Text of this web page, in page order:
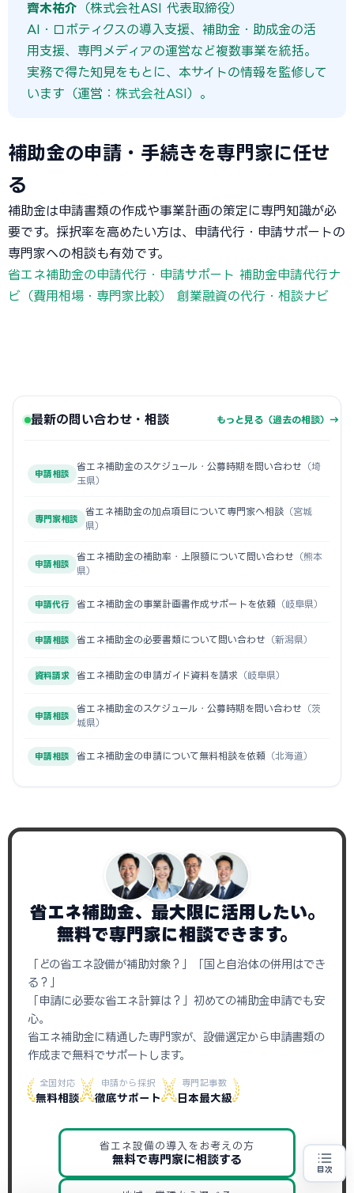
齊木祐介 （株式会社ASI 代表取締役）
AI・ロボティクスの導入支援、補助金・助成金の活
用支援、専門メディアの運営など複数事業を統括。
実務で得た知見をもとに、本サイトの情報を監修して
います（運営： 株式会社ASI）。
補助金の申請・手続きを専門家に任せ
る
補助金は申請書類の作成や事業計画の策定に専門知識が必
要です。採択率を高めたい方は、申請代行・申請サポートの
専門家への相談も有効です。
省エネ補助金の申請代行・申請サポート 補助金申請代行ナ
ビ（費用相場・専門家比較）
創業融資の代行・相談ナビ
目次
最新の問い合わせ・相談 もっと見る（過去の相談）→
申請相談
省エネ補助金のスケジュール・公募時期を問い合わせ （埼
玉県）
専門家相談
省エネ補助金の加点項目について専門家へ相談 （宮城
県）
申請相談
省エネ補助金の補助率・上限額について問い合わせ （熊本
県）
申請代行 省エネ補助金の事業計画書作成サポートを依頼 （岐阜県）
申請相談 省エネ補助金の必要書類について問い合わせ （新潟県）
資料請求 省エネ補助金の申請ガイド資料を請求 （岐阜県）
申請相談
省エネ補助金のスケジュール・公募時期を問い合わせ （茨
城県）
申請相談 省エネ補助金の申請について無料相談を依頼 （北海道）
省エネ設備の導入をお考えの方 地域・業種から選べる
お近くの専門家を探す
省エネ補助金、最大限に活用したい。
無料で専門家に相談できます。
「どの省エネ設備が補助対象？」「国と自治体の併用はでき
る？」
「申請に必要な省エネ計算は？」初めての補助金申請でも安
心。
省エネ補助金に精通した専門家が、設備選定から申請書類の
作成まで無料でサポートします。
全国対応
無料相談
申請から採択
徹底サポート
専門記事数
日本最大級
省エネ設備の導入をお考えの方
無料で専門家に相談する